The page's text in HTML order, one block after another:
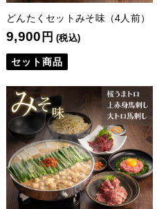
どんたくセットみそ味（4人前）
9,900 円 (税込)
セット商品